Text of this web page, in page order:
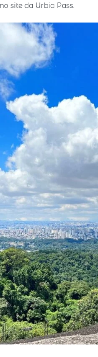
site da Urbia Pass.